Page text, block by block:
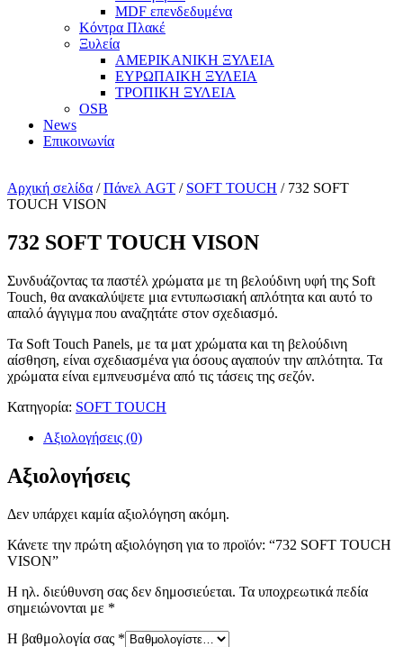
MDF επενδεδυμένα
Κόντρα Πλακέ
Ξυλεία
ΑΜΕΡΙΚΑΝΙΚΗ ΞΥΛΕΙΑ
ΕΥΡΩΠΑΙΚΗ ΞΥΛΕΙΑ
ΤΡΟΠΙΚΗ ΞΥΛΕΙΑ
OSB
News
Επικοινωνία
Αρχική σελίδα /Πάνελ AGT / SOFT TOUCH / 732 SOFT
TOUCH VISON
732 SOFT TOUCH VISON
Συνδυάζοντας τα παστέλ χρώματα με τη βελούδινη υφή της Soft
Touch, θα ανακαλύψετε μια εντυπωσιακή απλότητα και αυτό το
απαλό άγγιγμα που αναζητάτε στον σχεδιασμό.
Τα Soft Touch Panels, με τα ματ χρώματα και τη βελούδινη
αίσθηση, είναι σχεδιασμένα για όσους αγαπούν την απλότητα. Τα
χρώματα είναι εμπνευσμένα από τις τάσεις της σεζόν.
Κατηγορία: SOFT TOUCH
Αξιολογήσεις (0)
Αξιολογήσεις
Δεν υπάρχει καμία αξιολόγηση ακόμη.
Κάνετε την πρώτη αξιολόγηση για το προϊόν: “732 SOFT TOUCH
VISON”
Η ηλ. διεύθυνση σας δεν δημοσιεύεται. Τα υποχρεωτικά πεδία
σημειώνονται με *
Η βαθμολογία σας *